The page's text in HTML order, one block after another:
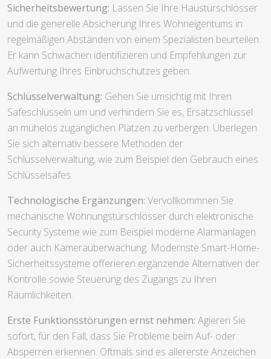
Sicherheitsbewertung: Lassen Sie Ihre Haustürschlösser
und die generelle Absicherung Ihres Wohneigentums in
regelmäßigen Abständen von einem Spezialisten beurteilen.
Er kann Schwächen identifizieren und Empfehlungen zur
Aufwertung Ihres Einbruchschutzes geben.
Schlüsselverwaltung: Gehen Sie umsichtig mit Ihren
Safeschlüsseln um und verhindern Sie es, Ersatzschlüssel
an mühelos zugänglichen Plätzen zu verbergen. Überlegen
Sie sich alternativ bessere Methoden der
Schlüsselverwaltung, wie zum Beispiel den Gebrauch eines
Schlüsselsafes.
Technologische Ergänzungen: Vervollkommnen Sie
mechanische Wohnungstürschlösser durch elektronische
Security Systeme wie zum Beispiel moderne Alarmanlagen
oder auch Kameraüberwachung. Modernste Smart-Home-
Sicherheitssysteme offerieren ergänzende Alternativen der
Kontrolle sowie Steuerung des Zugangs zu Ihren
Räumlichkeiten.
Erste Funktionsstörungen ernst nehmen: Agieren Sie
sofort, für den Fall, dass Sie Probleme beim Auf- oder
Absperren erkennen. Oftmals sind es allererste Anzeichen